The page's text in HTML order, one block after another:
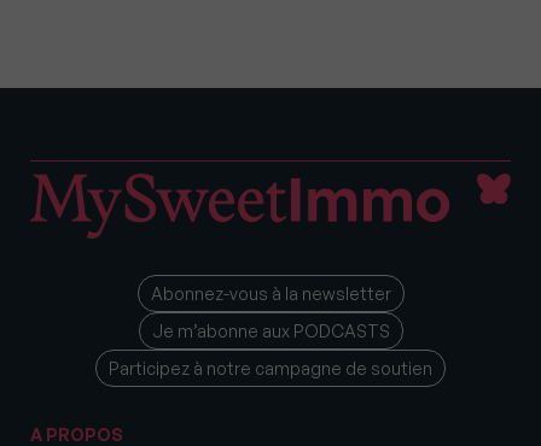
Abonnez-vous à la newsletter
Je m’abonne aux PODCASTS
Participez à notre campagne de soutien
A PROPOS